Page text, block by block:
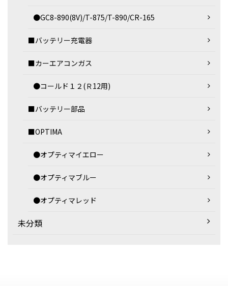
●GC8-890(8V)/T-875/T-890/CR-165
■バッテリー充電器
■カーエアコンガス
●コールド１２(Ｒ12用)
■バッテリー部品
■OPTIMA
●オプティマイエロー
●オプティマブルー
●オプティマレッド
未分類